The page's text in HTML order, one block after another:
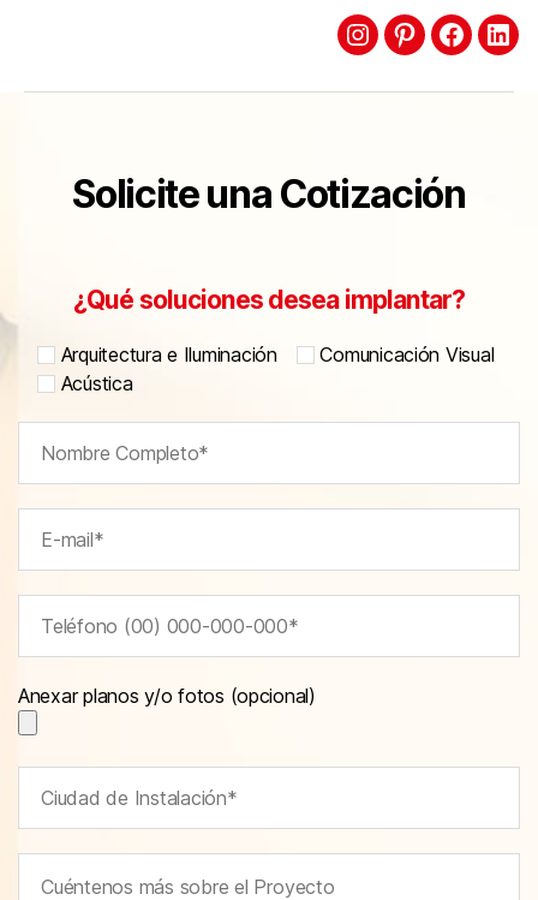
Solicite una Cotización
¿Qué soluciones desea implantar?
Arquitectura e Iluminación
Comunicación Visual
Acústica
Anexar planos y/o fotos (opcional)